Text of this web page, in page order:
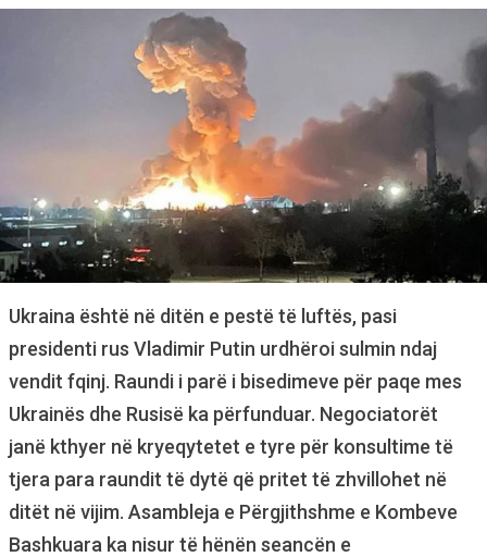
Ukraina është në ditën e pestë të luftës, pasi
presidenti rus Vladimir Putin urdhëroi sulmin ndaj
vendit fqinj. Raundi i parë i bisedimeve për paqe mes
Ukrainës dhe Rusisë ka përfunduar. Negociatorët
janë kthyer në kryeqytetet e tyre për konsultime të
tjera para raundit të dytë që pritet të zhvillohet në
ditët në vijim. Asambleja e Përgjithshme e Kombeve
Bashkuara ka nisur të hënën seancën e